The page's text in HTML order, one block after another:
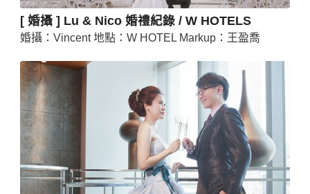
[ 婚攝 ] Lu & Nico 婚禮紀錄 / W HOTELS
婚攝：Vincent 地點：W HOTEL Markup：王盈喬